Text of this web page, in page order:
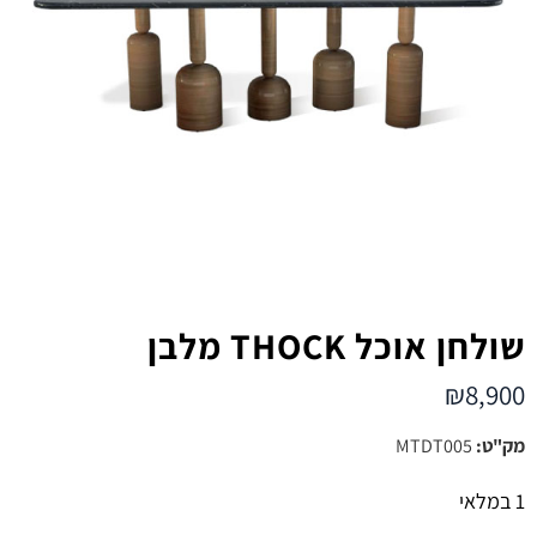
שולחן אוכל THOCK מלבן
₪8,900
מק"ט: MTDT005
1 במלאי